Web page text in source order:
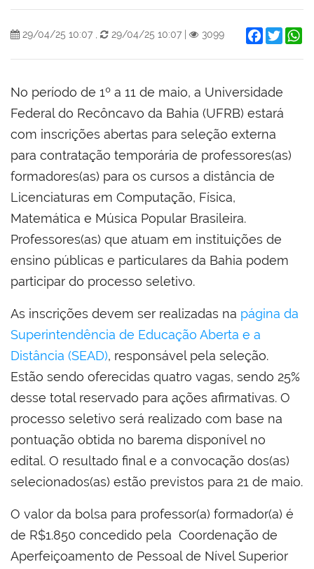
29/04/25 10:07 , 29/04/25 10:07 3099 Facebook
Twitter
No período de 1º a 11 de maio, a Universidade
Federal do Recôncavo da Bahia (UFRB) estará
com inscrições abertas para seleção externa
para contratação temporária de professores(as)
formadores(as) para os cursos a distância de
Licenciaturas em Computação, Física,
Matemática e Música Popular Brasileira.
Professores(as) que atuam em instituições de
ensino públicas e particulares da Bahia podem
participar do processo seletivo.
As inscrições devem ser realizadas na página da
Superintendência de Educação Aberta e a
Distância (SEAD), responsável pela seleção.
Estão sendo oferecidas quatro vagas, sendo 25%
desse total reservado para ações afirmativas. O
processo seletivo será realizado com base na
pontuação obtida no barema disponível no
edital. O resultado final e a convocação dos(as)
selecionados(as) estão previstos para 21 de maio.
O valor da bolsa para professor(a) formador(a) é
de R$1.850 concedido pela Coordenação de
Aperfeiçoamento de Pessoal de Nível Superior